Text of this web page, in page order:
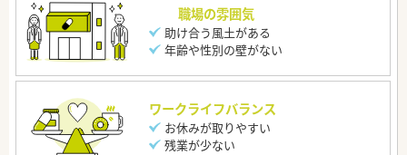
職場の雰囲気
助け合う風土がある
年齢や性別の壁がない
ワークライフバランス
お休みが取りやすい
残業が少ない